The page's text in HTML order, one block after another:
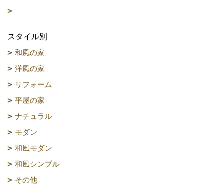
スタイル別
和風の家
洋風の家
リフォーム
平屋の家
ナチュラル
モダン
和風モダン
和風シンプル
その他